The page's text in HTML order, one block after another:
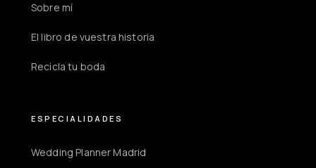
Sobre mí
El libro de vuestra historia
Recicla tu boda
ESPECIALIDADES
Wedding Planner Madrid